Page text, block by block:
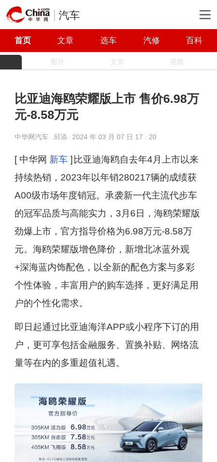
汽车
首页 文章 选车 汽修 百科
图片 文章 视频
比亚迪海鸥荣耀版上市 售价6.98万
元-8.58万元
中华网汽车 邱添 2024 年 03 月 07 日 17 : 20
[ 中华网 新车] 比亚迪海鸥自去年4月上市以来
持续热销，2023年以年销280217辆的成绩获
A00级市场年度销冠。承袭新一代主流代步车
的冠军品质与高能实力，3月6日，海鸥荣耀版
劲爆上市，官方指导价格为6.98万元-8.58万
元。海鸥荣耀版增色降价，新增北冰蓝外观
+深海蓝内饰配色，以全新的配色方案与多彩
个性体验，丰富用户的购车选择，更好满足用
户的个性化需求。
即日起通过比亚迪海洋APP或小程序下订的用
户，更可享包括金融服务、置换补贴、网络流
量等在内的多重超值礼遇。